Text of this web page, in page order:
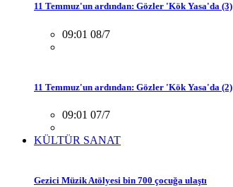
11 Temmuz'un ardından: Gözler 'Kök Yasa'da (3)
09:01 08/7
11 Temmuz'un ardından: Gözler 'Kök Yasa'da (2)
09:01 07/7
KÜLTÜR SANAT
Gezici Müzik Atölyesi bin 700 çocuğa ulaştı